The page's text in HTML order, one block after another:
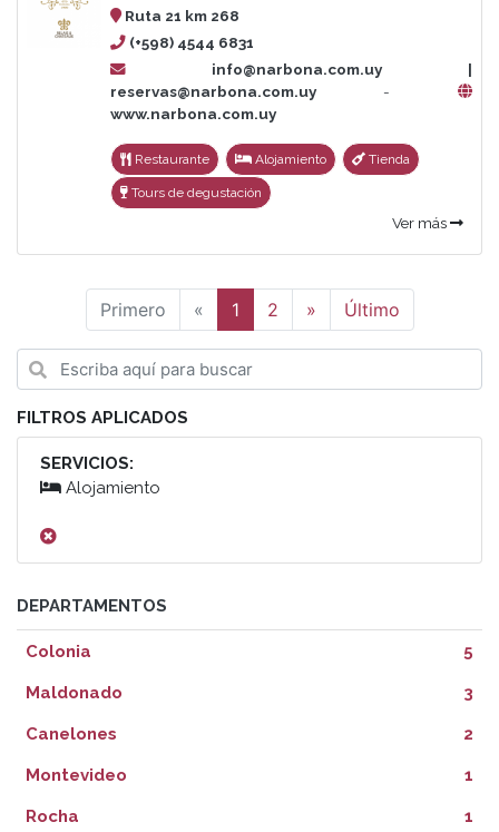
Ruta 21 km 268
(+598) 4544 6831
info@narbona.com.uy |
reservas@narbona.com.uy-
www.narbona.com.uy
Restaurante Alojamiento Tienda
Tours de degustación
Ver más
Primero « Anterior
1 2 »Siguiente
Último
FILTROS APLICADOS
SERVICIOS:
Alojamiento
DEPARTAMENTOS
Colonia 5
Maldonado 3
Canelones 2
Montevideo 1
Rocha 1